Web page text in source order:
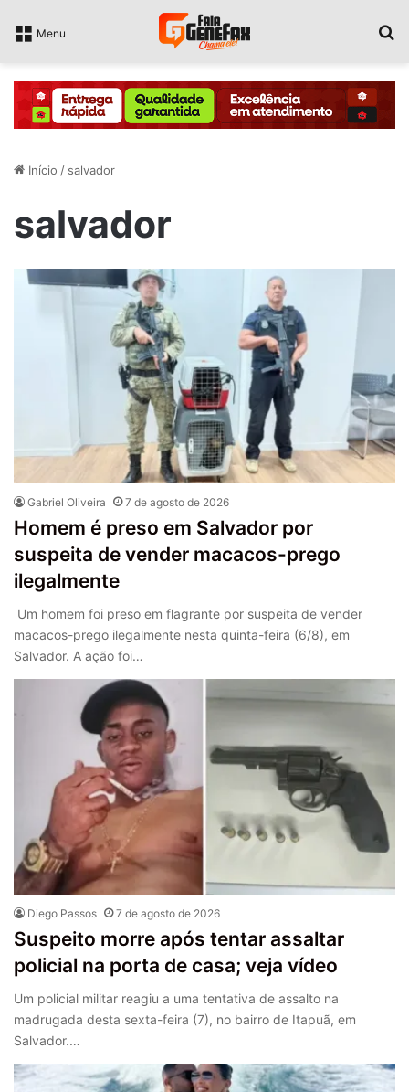
Menu
Início / salvador
salvador
Gabriel Oliveira 7 de agosto de 2026
Homem é preso em Salvador por
suspeita de vender macacos-prego
ilegalmente
Um homem foi preso em flagrante por suspeita de vender
macacos-prego ilegalmente nesta quinta-feira (6/8), em
Salvador. A ação foi…
Diego Passos 7 de agosto de 2026
Suspeito morre após tentar assaltar
policial na porta de casa; veja vídeo
Um policial militar reagiu a uma tentativa de assalto na
madrugada desta sexta-feira (7), no bairro de Itapuã, em
Salvador.…